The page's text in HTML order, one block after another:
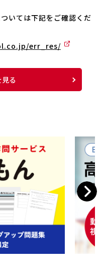
いては下記をご確認くだ
err_res/
る
Next